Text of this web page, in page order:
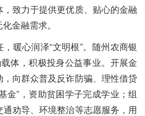
致力于提供更优质、贴心的金融
金融需求。
暖心润泽“文明根”。随州农商银
体，积极投身公益事业。开展金
向群众普及反诈防骗、理性借贷
金”，资助贫困学子完成学业；组
劝导、环境整治等志愿服务，用